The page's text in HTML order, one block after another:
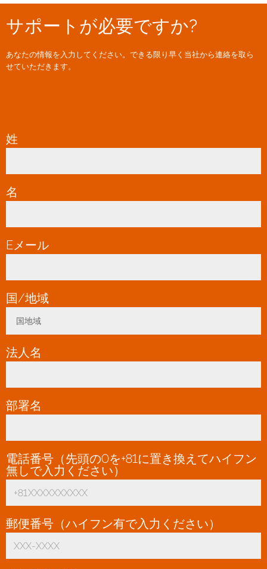
サポートが必要ですか?
あなたの情報を入力してください。できる限り早く当社から連絡を取ら
せていただきます。
姓
名
Eメール
国/地域
国地域
法人名
部署名
電話番号（先頭の0を+81に置き換えてハイフン
無しで入力ください）
郵便番号（ハイフン有で入力ください）